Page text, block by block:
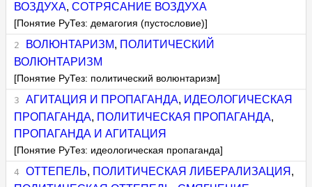
ВОЗДУХА,СОТРЯСАНИЕ ВОЗДУХА
[Понятие РуТез: демагогия (пустословие)]
ВОЛЮНТАРИЗМ, ПОЛИТИЧЕСКИЙ
ВОЛЮНТАРИЗМ
[Понятие РуТез: политический волюнтаризм]
АГИТАЦИЯ И ПРОПАГАНДА, ИДЕОЛОГИЧЕСКАЯ
ПРОПАГАНДА, ПОЛИТИЧЕСКАЯ ПРОПАГАНДА,
ПРОПАГАНДА И АГИТАЦИЯ
[Понятие РуТез: идеологическая пропаганда]
ОТТЕПЕЛЬ, ПОЛИТИЧЕСКАЯ ЛИБЕРАЛИЗАЦИЯ ,